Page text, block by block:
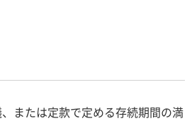
または定款で定める存続期間の満